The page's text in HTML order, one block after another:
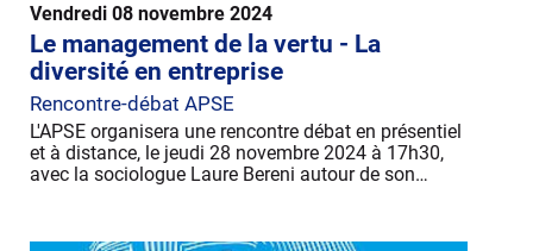
Vendredi 08 novembre 2024
Le management de la vertu - La
diversité en entreprise
Rencontre-débat APSE
L'APSE organisera une rencontre débat en présentiel
et à distance, le jeudi 28 novembre 2024 à 17h30,
avec la sociologue Laure Bereni autour de son…